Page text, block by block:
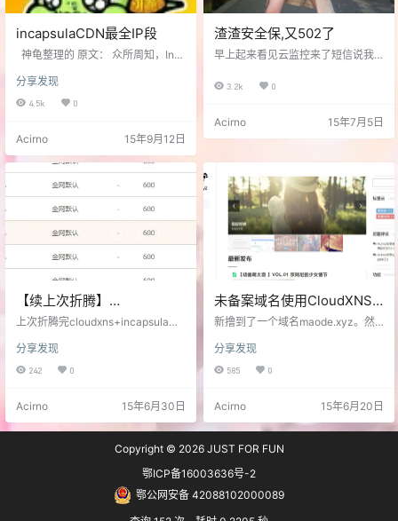
incapsulaCDN最全IP段
神龟整理的 原文： 众所周知，Inc
析的，但是现在市面上的段子都不
全 我画花了一天的时间，整理的全
开始—– 45.64.64.1 香港大学 103.2
8.251.1 新加坡 103.28.250.1 日本 1
03.28.249.1 日本 103.28.248.1 新
分享发现
4.5k 0
Acirno 15年9月12日
渣渣安全保,又502了
早上起来看见云监控来了短信说我
器出了问题。结果上网看却可以
了，我网站cdn用的是国内安全保国
外云加速，关掉安全保后果然好
节点死了.妈的果然安全保分配的单
节点不可靠。 云加速虽然不快但是
套壳的cf连国内也是有几个点的，起
码不会全站挂吧，incaps…
3.2k 0
Acirno 15年7月5日
【续上次折腾】
cloudxns+incapsula多ip自
上次折腾完cloudxns+incapsula
了的情况。这个锅应该是安全保的
接入检测背。 然后把几个可能是安
全保检测服务所在地的cnd在xns里
看了几天，还是感觉不太爽，而且
安全保晚上总有几个地区慢一点，
想起来上次折腾之后抽空弄了一大
堆incapsula各地ip而www域名只加
分享发现
242 0
Acirno 15年6月30日
未备案域名使用CloudXNS
进行分区cdn(一次蛋疼的折
新撸到了一个域名maode.xyz。然
剩不下多少了，但是以前试cdn的时
候发现有时候不同cdn在各个地区的
表现不一样，这时就想要是能同时
用哪种cdn就好了。 想到就做。 1：
先把域名绑个空间，装个程序，简
单设置下，从博客复制几篇文章过
去给首页填点内容（实际上折腾了
件cos-html-cache把页…
分享发现
585 0
Acirno 15年6月20日
Copyright © 2026JUST FOR FUN
鄂ICP备16003636号-2
鄂公网安备 42088102000089